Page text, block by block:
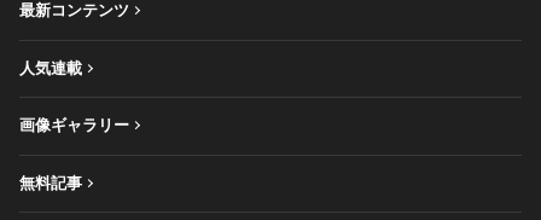
最新コンテンツ
人気連載
画像ギャラリー
無料記事